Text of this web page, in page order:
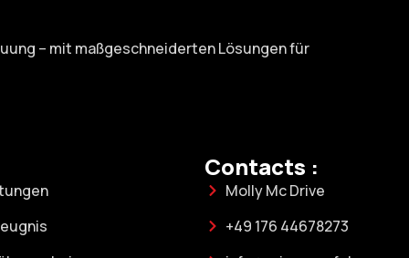
– mit maßgeschneiderten Lösungen für
Contacts :
Molly Mc Drive
+49 176 44678273